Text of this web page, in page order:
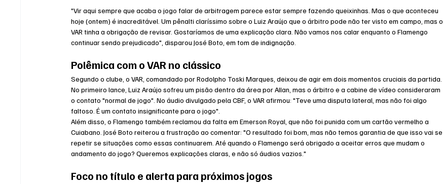
"Vir aqui sempre que acaba o jogo falar de arbitragem parece estar sempre fazendo queixinhas. Mas o que aconteceu
hoje (ontem) é inacreditável. Um pênalti claríssimo sobre o Luiz Araújo que o árbitro pode não ter visto em campo, mas o
VAR tinha a obrigação de revisar. Gostaríamos de uma explicação clara. Não vamos nos calar enquanto o Flamengo
continuar sendo prejudicado", disparou José Boto, em tom de indignação.
Polêmica com o VAR no clássico
Segundo o clube, o VAR, comandado por Rodolpho Toski Marques, deixou de agir em dois momentos cruciais da partida.
No primeiro lance, Luiz Araújo sofreu um pisão dentro da área por Allan, mas o árbitro e a cabine de vídeo consideraram
o contato "normal de jogo". No áudio divulgado pela CBF, o VAR afirmou: "Teve uma disputa lateral, mas não foi algo
faltoso. É um contato insignificante para o jogo".
Além disso, o Flamengo também reclamou da falta em Emerson Royal, que não foi punida com um cartão vermelho a
Cuiabano. José Boto reiterou a frustração ao comentar: "O resultado foi bom, mas não temos garantia de que isso vai se
repetir se situações como essas continuarem. Até quando o Flamengo será obrigado a aceitar erros que mudam o
andamento do jogo? Queremos explicações claras, e não só áudios vazios."
Foco no título e alerta para próximos jogos